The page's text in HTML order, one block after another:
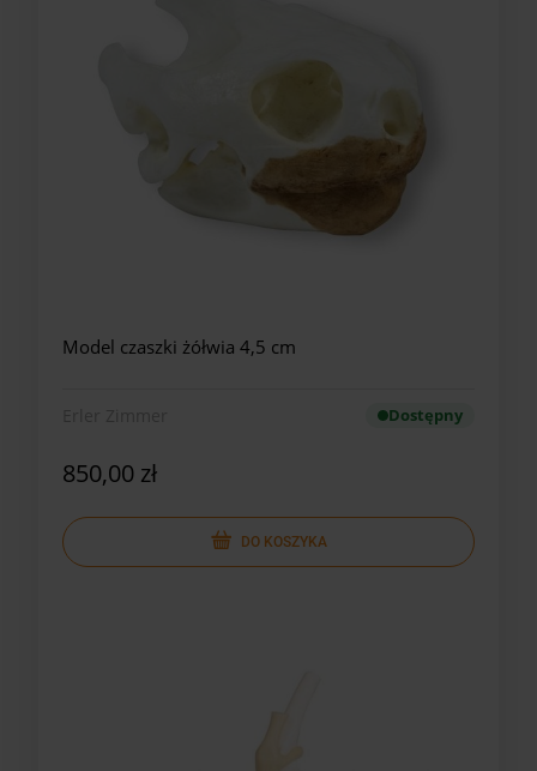
Model czaszki żółwia 4,5 cm
Dostępny
850,00 zł
DO KOSZYKA